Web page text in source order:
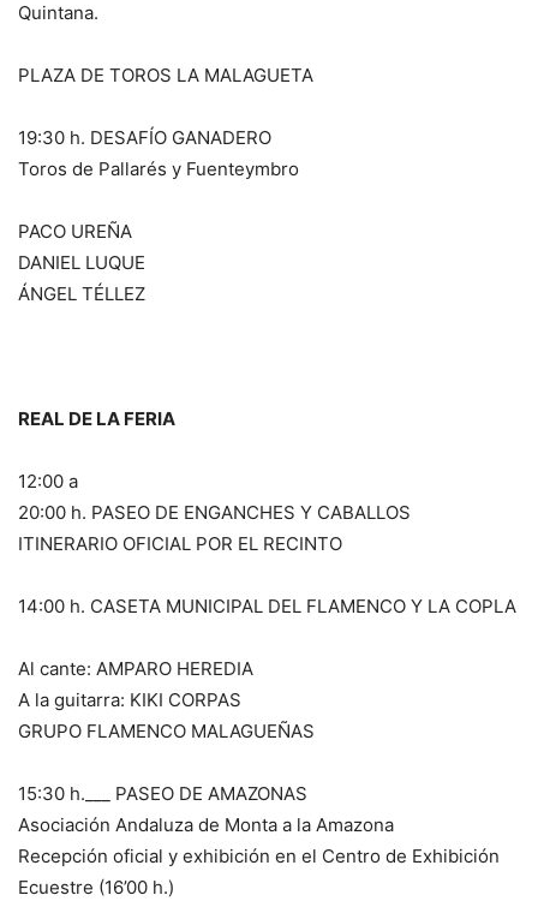
Quintana.
PLAZA DE TOROS LA MALAGUETA
19:30 h. DESAFÍO GANADERO
Toros de Pallarés y Fuenteymbro
PACO UREÑA
DANIEL LUQUE
ÁNGEL TÉLLEZ
REAL DE LA FERIA
12:00 a
20:00 h. PASEO DE ENGANCHES Y CABALLOS
ITINERARIO OFICIAL POR EL RECINTO
14:00 h. CASETA MUNICIPAL DEL FLAMENCO Y LA COPLA
Al cante: AMPARO HEREDIA
A la guitarra: KIKI CORPAS
GRUPO FLAMENCO MALAGUEÑAS
15:30 h.___ PASEO DE AMAZONAS
Asociación Andaluza de Monta a la Amazona
Recepción oficial y exhibición en el Centro de Exhibición
Ecuestre (16’00 h.)